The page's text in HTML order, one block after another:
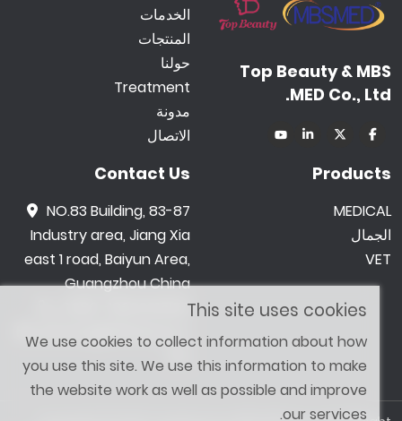
Top Beauty & MBS
MED Co., Ltd.
الخدمات
المنتجات
حولنا
Treatment
مدونة
الاتصال
Products
MEDICAL
الجمال
VET
Contact Us
NO.83 Building, 83-87
Industry area, Jiang Xia
east 1 road, Baiyun Area,
Guangzhou China
0086 -18602015159
jetwong@tbbeauty.c
This site uses cookies
We use cookies to collect information about how
you use this site. We use this information to make
the website work as well as possible and improve
our services.